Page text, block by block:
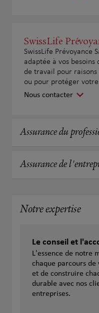
SwissLife
SwissLife Prévoyance
adaptée à vos
de travail pour
ou pour protéger
Nous contacter
Assurance du
Assurance de
Notre expertise
Le conseil et
L'essence de notre
chaque parcours
et de construire
durable avec nos
entreprises.